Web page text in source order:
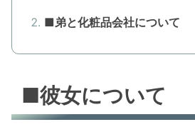
■弟と化粧品会社について
■彼女について